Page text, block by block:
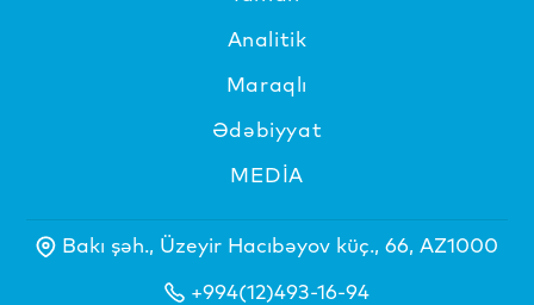
Analitik
Maraqlı
Ədəbiyyat
MEDİA
Bakı şəh., Üzeyir Hacıbəyov küç., 66, AZ1000
+994(12)493-16-94